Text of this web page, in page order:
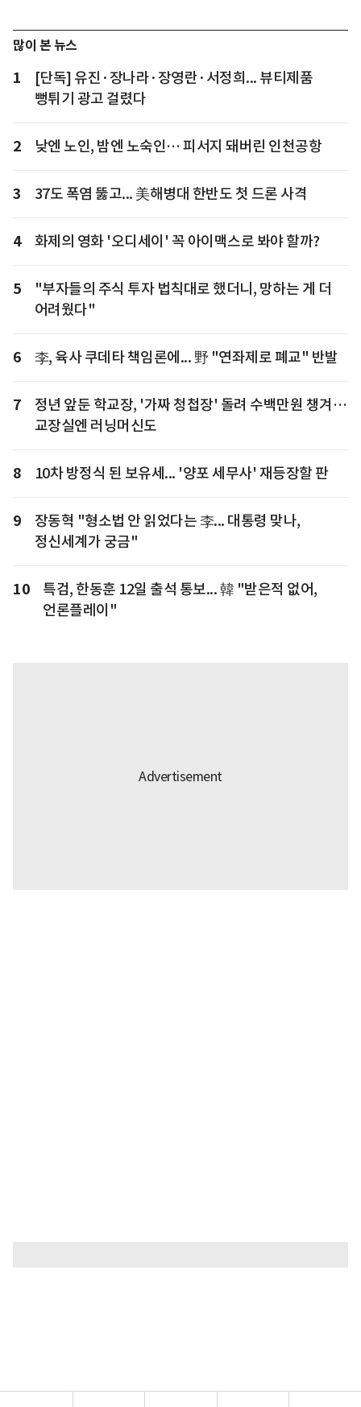
많이 본 뉴스
1
[단독] 유진·장나라·장영란·서정희... 뷰티제품
뻥튀기 광고 걸렸다
2 낮엔 노인, 밤엔 노숙인… 피서지 돼버린 인천공항
3 37도 폭염 뚫고... 美해병대 한반도 첫 드론 사격
4 화제의 영화 '오디세이' 꼭 아이맥스로 봐야 할까?
5
"부자들의 주식 투자 법칙대로 했더니, 망하는 게 더
어려웠다"
6 李, 육사 쿠데타 책임론에... 野 "연좌제로 폐교" 반발
7
정년 앞둔 학교장, '가짜 청첩장' 돌려 수백만원 챙겨…
교장실엔 러닝머신도
8 10차 방정식 된 보유세... '양포 세무사' 재등장할 판
9
장동혁 "형소법 안 읽었다는 李... 대통령 맞나,
정신세계가 궁금"
10
특검, 한동훈 12일 출석 통보... 韓 "받은적 없어,
언론플레이"